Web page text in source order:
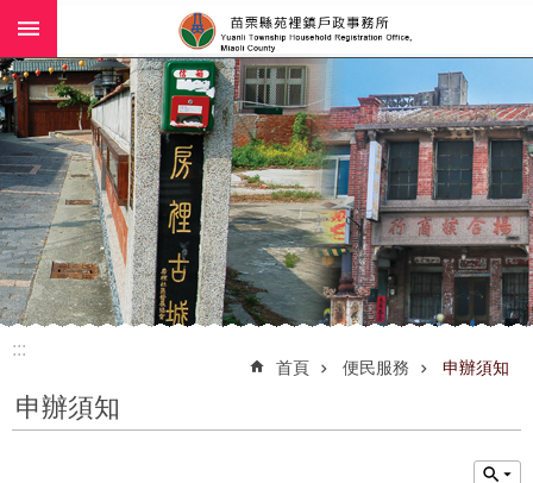
跳到主要內容區塊
:::
首頁 便民服務 申辦須知
申辦須知